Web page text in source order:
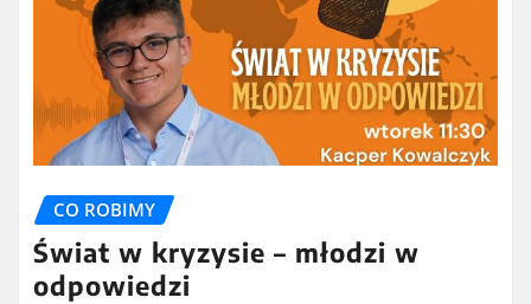
CO ROBIMY
Świat w kryzysie – młodzi w
odpowiedzi